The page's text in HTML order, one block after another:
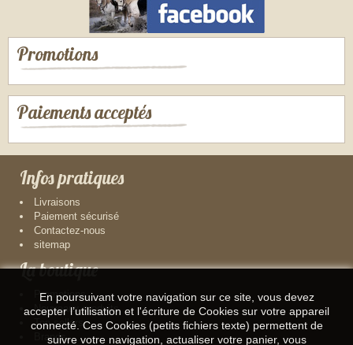
En poursuivant votre navigation sur ce site, vous devez
accepter l’utilisation et l'écriture de Cookies sur votre appareil
connecté. Ces Cookies (petits fichiers texte) permettent de
suivre votre navigation, actualiser votre panier, vous
Promotions
Paiements acceptés
Infos pratiques
Livraisons
Paiement sécurisé
Contactez-nous
sitemap
La boutique
Promotions
Nouveaux produits
Top sellers
Brands